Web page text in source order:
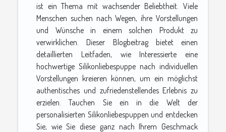
ist ein Thema mit wachsender Beliebtheit. Viele
Menschen suchen nach Wegen, ihre Vorstellungen
und Wünsche in einem solchen Produkt zu
verwirklichen. Dieser Blogbeitrag bietet einen
detaillierten Leitfaden, wie Interessierte eine
hochwertige Silikonliebespuppe nach individuellen
Vorstellungen kreieren können, um ein möglichst
authentisches und zufriedenstellendes Erlebnis zu
erzielen. Tauchen Sie ein in die Welt der
personalisierten Silikonliebespuppen und entdecken
Sie, wie Sie diese ganz nach Ihrem Geschmack